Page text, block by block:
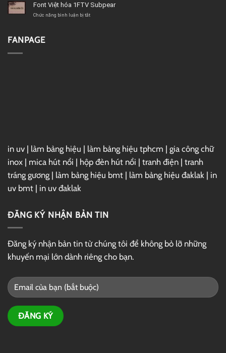
hóa
1FTV
Font Việt hóa 1FTV Subpear
Chức năng bình luận bị tắtở
FANPAGE
in uv | làm bảng hiệu | làm bảng hiệu tphcm | gia công chữ
inox | mica hút nổi | hộp đèn hút nổi | tranh điện | tranh
tráng gương | làm bảng hiệu bmt | làm bảng hiệu đaklak | in
uv bmt | in uv đaklak
ĐĂNG KÝ NHẬN BẢN TIN
Đăng ký nhận bản tin từ chúng tôi để không bỏ lỡ những
khuyến mại lớn dành riêng cho bạn.